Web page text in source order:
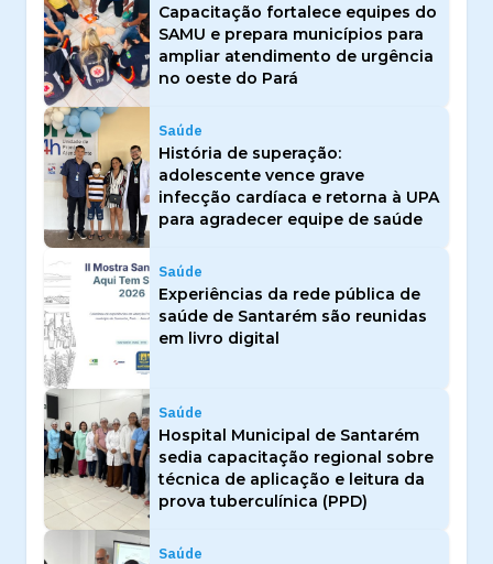
Capacitação fortalece equipes do
SAMU e prepara municípios para
ampliar atendimento de urgência
no oeste do Pará
Saúde
História de superação:
adolescente vence grave
infecção cardíaca e retorna à UPA
para agradecer equipe de saúde
Saúde
Experiências da rede pública de
saúde de Santarém são reunidas
em livro digital
Saúde
Hospital Municipal de Santarém
sedia capacitação regional sobre
técnica de aplicação e leitura da
prova tuberculínica (PPD)
Saúde